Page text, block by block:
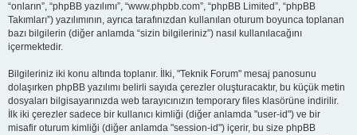
“onların”, “phpBB yazılımı”, “www.phpbb.com”, “phpBB Limited”, “phpBB
Takımları”) yazılımının, ayrıca tarafınızdan kullanılan oturum boyunca toplanan
bazı bilgilerin (diğer anlamda “sizin bilgileriniz”) nasıl kullanılacağını
içermektedir.
Bilgileriniz iki konu altında toplanır. İlki, "Teknik Forum" mesaj panosunu
dolaşırken phpBB yazılımı belirli sayıda çerezler oluşturacaktır, bu küçük metin
dosyaları bilgisayarınızda web tarayıcınızın temporary files klasörüne indirilir.
İlk iki çerezler sadece bir kullanıcı kimliği (diğer anlamda "user-id") ve bir
misafir oturum kimliği (diğer anlamda "session-id") içerir, bu size phpBB